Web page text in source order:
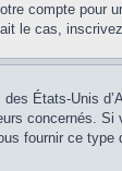
compte
le cas,
États-Unis
concernés.
fournir ce